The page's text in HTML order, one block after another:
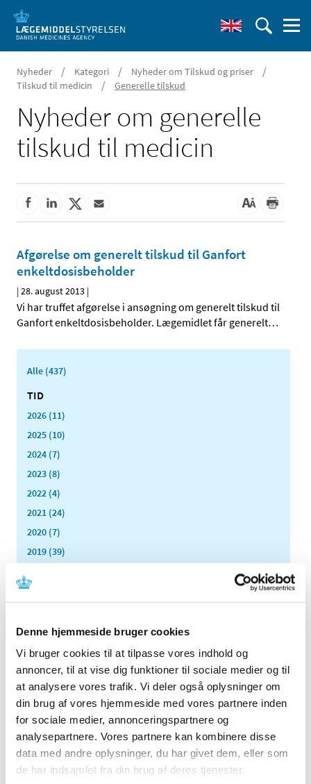
Denne hjemmeside bruger cookies
Vi bruger cookies til at tilpasse vores indhold og
annoncer, til at vise dig funktioner til sociale medier og til
at analysere vores trafik. Vi deler også oplysninger om
din brug af vores hjemmeside med vores partnere inden
for sociale medier, annonceringspartnere og
analysepartnere. Vores partnere kan kombinere disse
data med andre oplysninger, du har givet dem, eller som
de har indsamlet fra din brug af deres tjenester.
Nyheder / Kategori / Nyheder om Tilskud og priser /
Tilskud til medicin / Generelle tilskud
Nyheder om generelle
tilskud til medicin
Afgørelse om generelt tilskud til Ganfort
enkeltdosis­­beholder
|28. august 2013 |
Vi har truffet afgørelse i ansøgning om generelt tilskud til
Ganfort enkeltdosisbeholder. Lægemidlet får generelt…
Alle (437)
TID
2026 (11)
2025 (10)
2024 (7)
2023 (8)
2022 (4)
2021 (24)
2020 (7)
2019 (39)
2017 (31)
2015 (30)
2014 (44)
2013 (44)
december (4)
november (5)
oktober (3)
september (6)
august (1)
juli (1)